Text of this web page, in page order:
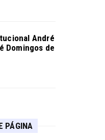
André
Domingos de
PÁGINA